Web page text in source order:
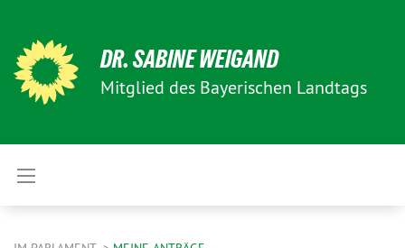
DR. SABINE WEIGAND
Mitglied des Bayerischen Landtags